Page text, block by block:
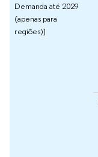
Demanda até 2029
(apenas para
regiões)]